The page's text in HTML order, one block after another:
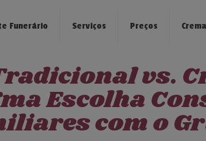
Funerário Serviços Preços
vs.
Escolha
com o